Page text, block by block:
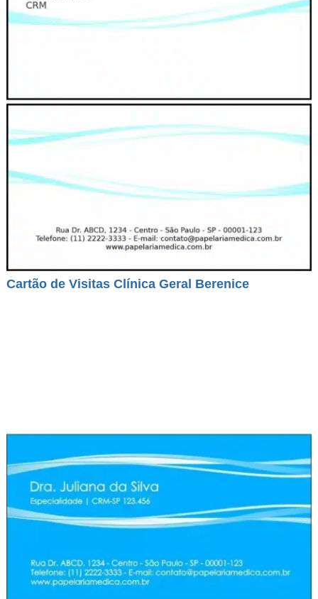
Cartão de Visitas Clínica Geral Berenice